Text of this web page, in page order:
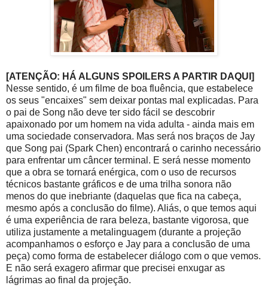
[ATENÇÃO: HÁ ALGUNS SPOILERS A PARTIR DAQUI]
Nesse sentido, é um filme de boa fluência, que estabelece
os seus "encaixes" sem deixar pontas mal explicadas. Para
o pai de Song não deve ter sido fácil se descobrir
apaixonado por um homem na vida adulta - ainda mais em
uma sociedade conservadora. Mas será nos braços de Jay
que Song pai (Spark Chen) encontrará o carinho necessário
para enfrentar um câncer terminal. E será nesse momento
que a obra se tornará enérgica, com o uso de recursos
técnicos bastante gráficos e de uma trilha sonora não
menos do que inebriante (daquelas que fica na cabeça,
mesmo após a conclusão do filme). Aliás, o que temos aqui
é uma experiência de rara beleza, bastante vigorosa, que
utiliza justamente a metalinguagem (durante a projeção
acompanhamos o esforço e Jay para a conclusão de uma
peça) como forma de estabelecer diálogo com o que vemos.
E não será exagero afirmar que precisei enxugar as
lágrimas ao final da projeção.